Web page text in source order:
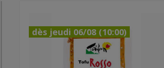
dès jeudi 06/08 (10:00)